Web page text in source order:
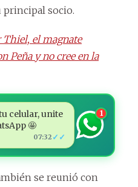
principal socio.
Thiel, el magnate
Peña y no cree en la
celular, unite
🤩
07:32 ✓✓
1
se reunió con